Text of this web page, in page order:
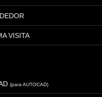
VISITA
(para AUTOCAD)